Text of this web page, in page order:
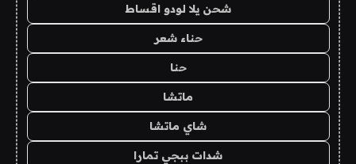
شحن يلا لودو اقساط
حناء شعر
حنا
ماتشا
شاي ماتشا
شدات ببجي تمارا